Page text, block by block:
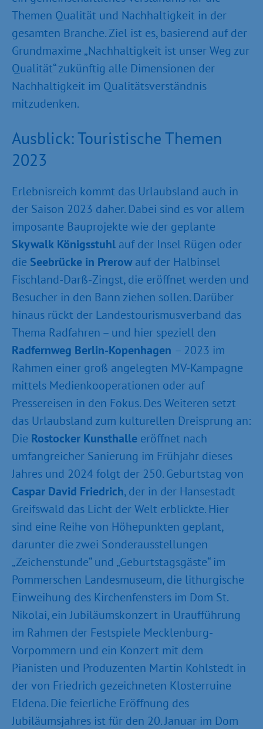
Themen Qualität und Nachhaltigkeit in der
gesamten Branche. Ziel ist es, basierend auf der
Grundmaxime „Nachhaltigkeit ist unser Weg zur
Qualität“ zukünftig alle Dimensionen der
Nachhaltigkeit im Qualitätsverständnis
mitzudenken.
Ausblick: Touristische Themen
2023
Erlebnisreich kommt das Urlaubsland auch in
der Saison 2023 daher. Dabei sind es vor allem
imposante Bauprojekte wie der geplante
Skywalk Königsstuhl auf der Insel Rügen oder
die Seebrücke in Prerowauf der Halbinsel
Fischland-Darß-Zingst, die eröffnet werden und
Besucher in den Bann ziehen sollen. Darüber
hinaus rückt der Landestourismusverband das
Thema Radfahren – und hier speziell den
Radfernweg Berlin-Kopenhagen – 2023 im
Rahmen einer groß angelegten MV-Kampagne
mittels Medienkooperationen oder auf
Pressereisen in den Fokus. Des Weiteren setzt
das Urlaubsland zum kulturellen Dreisprung an:
Die Rostocker Kunsthalle eröffnet nach
umfangreicher Sanierung im Frühjahr dieses
Jahres und 2024 folgt der 250. Geburtstag von
Caspar David Friedrich, der in der Hansestadt
Greifswald das Licht der Welt erblickte. Hier
sind eine Reihe von Höhepunkten geplant,
darunter die zwei Sonderausstellungen
„Zeichenstunde“ und „Geburtstagsgäste“ im
Pommerschen Landesmuseum, die lithurgische
Einweihung des Kirchenfensters im Dom St.
Nikolai, ein Jubiläumskonzert in Uraufführung
im Rahmen der Festspiele Mecklenburg-
Vorpommern und ein Konzert mit dem
Pianisten und Produzenten Martin Kohlstedt in
der von Friedrich gezeichneten Klosterruine
Eldena. Die feierliche Eröffnung des
Jubiläumsjahres ist für den 20. Januar im Dom